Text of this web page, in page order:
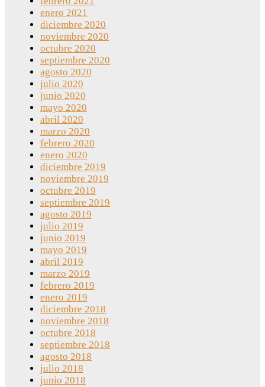
enero 2021
diciembre 2020
noviembre 2020
octubre 2020
septiembre 2020
agosto 2020
julio 2020
junio 2020
mayo 2020
abril 2020
marzo 2020
febrero 2020
enero 2020
diciembre 2019
noviembre 2019
octubre 2019
septiembre 2019
agosto 2019
julio 2019
junio 2019
mayo 2019
abril 2019
marzo 2019
febrero 2019
enero 2019
diciembre 2018
noviembre 2018
octubre 2018
septiembre 2018
agosto 2018
julio 2018
junio 2018